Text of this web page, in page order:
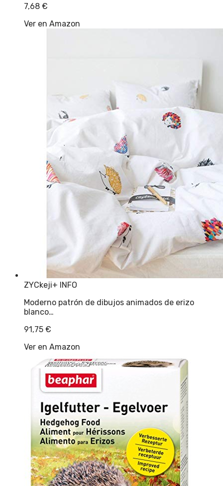
7,68 €
Ver en Amazon
ZYCkeji+ INFO
Moderno patrón de dibujos animados de erizo
blanco…
91,75 €
Ver en Amazon